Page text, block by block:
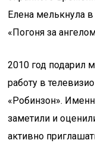
Елена мелькнула в
«Погоня за
2010 год подарил
работу в
«Робинзон».
заметили и
активно